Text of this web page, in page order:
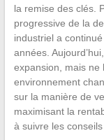
la remise des clés.
progressive de la
industriel a
années.
expansion, mais ne
environnement
sur la manière de
maximisant la
à suivre les conseils